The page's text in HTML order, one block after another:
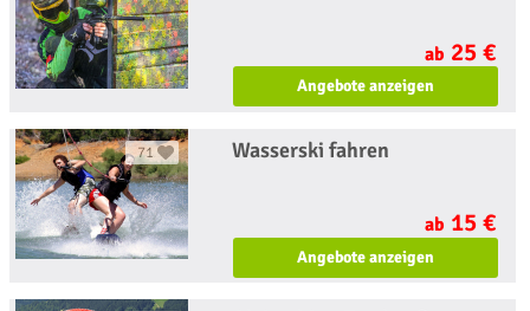
ab 25 €
Angebote anzeigen
71 Wasserski fahren
ab 15 €
Angebote anzeigen